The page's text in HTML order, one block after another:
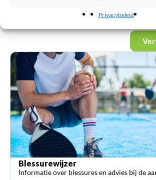
Privacybeleid
Blessurewijzer
Informatie over blessures en advies bij de